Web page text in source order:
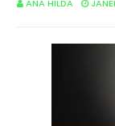
ANA HILDA